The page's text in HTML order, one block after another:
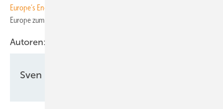
Europe’s Energy Future
Europe zum Download bereit.
Autoren:
Sven Ullrich